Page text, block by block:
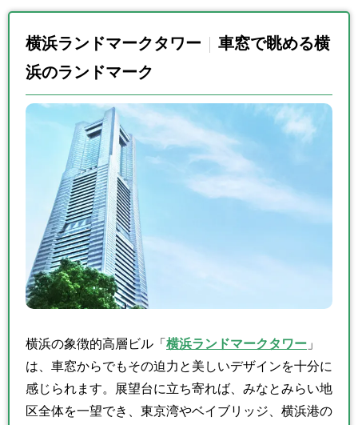
横浜ランドマークタワー
車窓で眺める横
浜のランドマーク
横浜の象徴的高層ビル「 横浜ランドマークタワー 」
は、車窓からでもその迫力と美しいデザインを十分に
感じられます。展望台に立ち寄れば、みなとみらい地
区全体を一望でき、東京湾やベイブリッジ、横浜港の